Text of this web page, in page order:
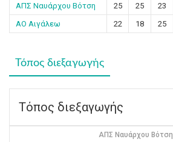
ΑΠΣ Ναυάρχου Βότση 25 25 23
ΑΟ Αιγάλεω
22 18 25
Τόπος διεξαγωγής
Τόπος διεξαγωγής
ΑΠΣ Ναυάρχου Βότση